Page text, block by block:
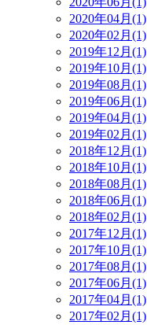
2020年04月(1)
2020年02月(1)
2019年12月(1)
2019年10月(1)
2019年08月(1)
2019年06月(1)
2019年04月(1)
2019年02月(1)
2018年12月(1)
2018年10月(1)
2018年08月(1)
2018年06月(1)
2018年02月(1)
2017年12月(1)
2017年10月(1)
2017年08月(1)
2017年06月(1)
2017年04月(1)
2017年02月(1)